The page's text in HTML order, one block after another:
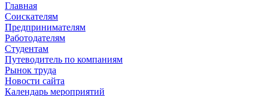
Главная
Соискателям
Предпринимателям
Работодателям
Студентам
Путеводитель по компаниям
Рынок труда
Новости сайта
Календарь мероприятий